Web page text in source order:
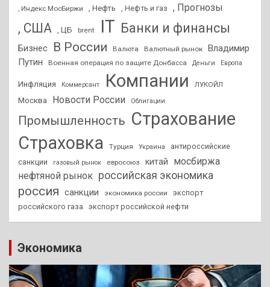
, Индекс МосБиржи , Нефть , Нефть и газ , Прогнозы
, США , ЦБ brent IT Банки и финансы
Бизнес В России Валюта Валютный рынок
Владимир
Путин
Военная операция по защите Донбасса Деньги Европа
Инфляция Коммерсант Компании ЛУКОЙЛ
Москва Новости России Облигации
Промышленность Страхование
Страховка
Турция Украина
антироссийские
санкции
газовый рынок евросоюз китай
мосбиржа
нефтяной рынок российская экономика
россия санкции экономика россии
экспорт
российского газа
экспорт российской нефти
Экономика